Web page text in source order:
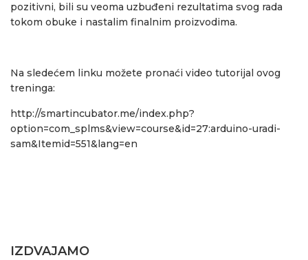
pozitivni, bili su veoma uzbuđeni rezultatima svog rada
tokom obuke i nastalim finalnim proizvodima.
Na sledećem linku možete pronaći video tutorijal ovog
treninga:
http://smartincubator.me/index.php?
option=com_splms&view=course&id=27:arduino-uradi-
sam&Itemid=551&lang=en
IZDVAJAMO